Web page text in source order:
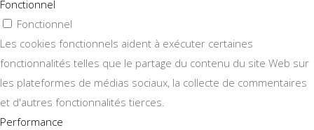
Fonctionnel
Fonctionnel
Les cookies fonctionnels aident à exécuter certaines
fonctionnalités telles que le partage du contenu du site Web sur
les plateformes de médias sociaux, la collecte de commentaires
et d'autres fonctionnalités tierces.
Performance